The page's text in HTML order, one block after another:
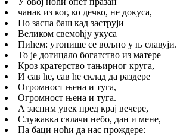
чанак из ког, ко дечко, не докуса,
Но заспа баш кад заструји
Великом свемоћју укуса
Пићем: утопише се вољно у њ славуји.
То је дотицало богатство из матере
Кроз кратерство тањирног круга,
И сав ће, сав ће склад да раздере
Огромност њена и туга,
Огромност њена и туга.
А заспим увек пред крај вечере,
Служавка свлачи небо, дан и мене,
Па баци ноћи да нас прождере: